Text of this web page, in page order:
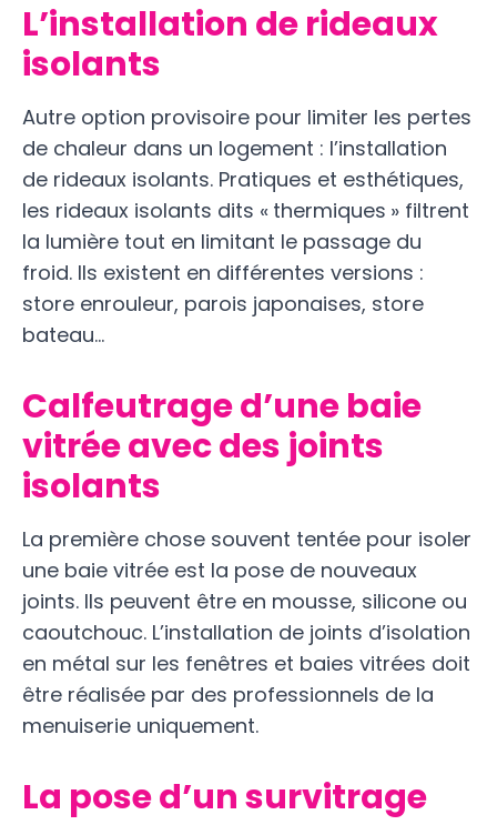
L’installation de rideaux
isolants
Autre option provisoire pour limiter les pertes
de chaleur dans un logement : l’installation
de rideaux isolants. Pratiques et esthétiques,
les rideaux isolants dits « thermiques » filtrent
la lumière tout en limitant le passage du
froid. Ils existent en différentes versions :
store enrouleur, parois japonaises, store
bateau…
Calfeutrage d’une baie
vitrée avec des joints
isolants
La première chose souvent tentée pour isoler
une baie vitrée est la pose de nouveaux
joints. Ils peuvent être en mousse, silicone ou
caoutchouc. L’installation de joints d’isolation
en métal sur les fenêtres et baies vitrées doit
être réalisée par des professionnels de la
menuiserie uniquement.
La pose d’un survitrage